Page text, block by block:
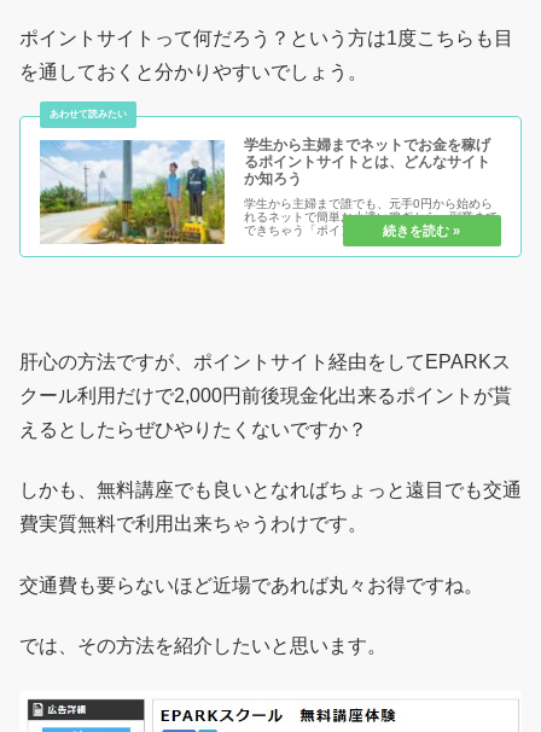
ポイントサイトって何だろう？という方は1度こちらも目
を通しておくと分かりやすいでしょう。
学生から主婦までネットでお金を稼げ
るポイントサイトとは、どんなサイト
か知ろう
学生から主婦まで誰でも、元手0円から始めら
れるネットで簡単お小遣い稼ぎから、副業まで
できちゃう「ポイントサイト」または「お小遣
いサイト」とは！何をするにも、知る事が大事
です。知らないからこそ、不安があり、始める
肝心の方法ですが、ポイントサイト経由をしてEPARKス
クール利用だけで2,000円前後現金化出来るポイントが貰
えるとしたらぜひやりたくないですか？
しかも、無料講座でも良いとなればちょっと遠目でも交通
費実質無料で利用出来ちゃうわけです。
交通費も要らないほど近場であれば丸々お得ですね。
では、その方法を紹介したいと思います。